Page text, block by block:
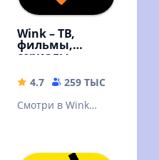
32.67 MB
Wink – ТВ,
фильмы,
сериалы
4.7 259 ТЫС
Смотри в Wink
мультфильмы и ТВ